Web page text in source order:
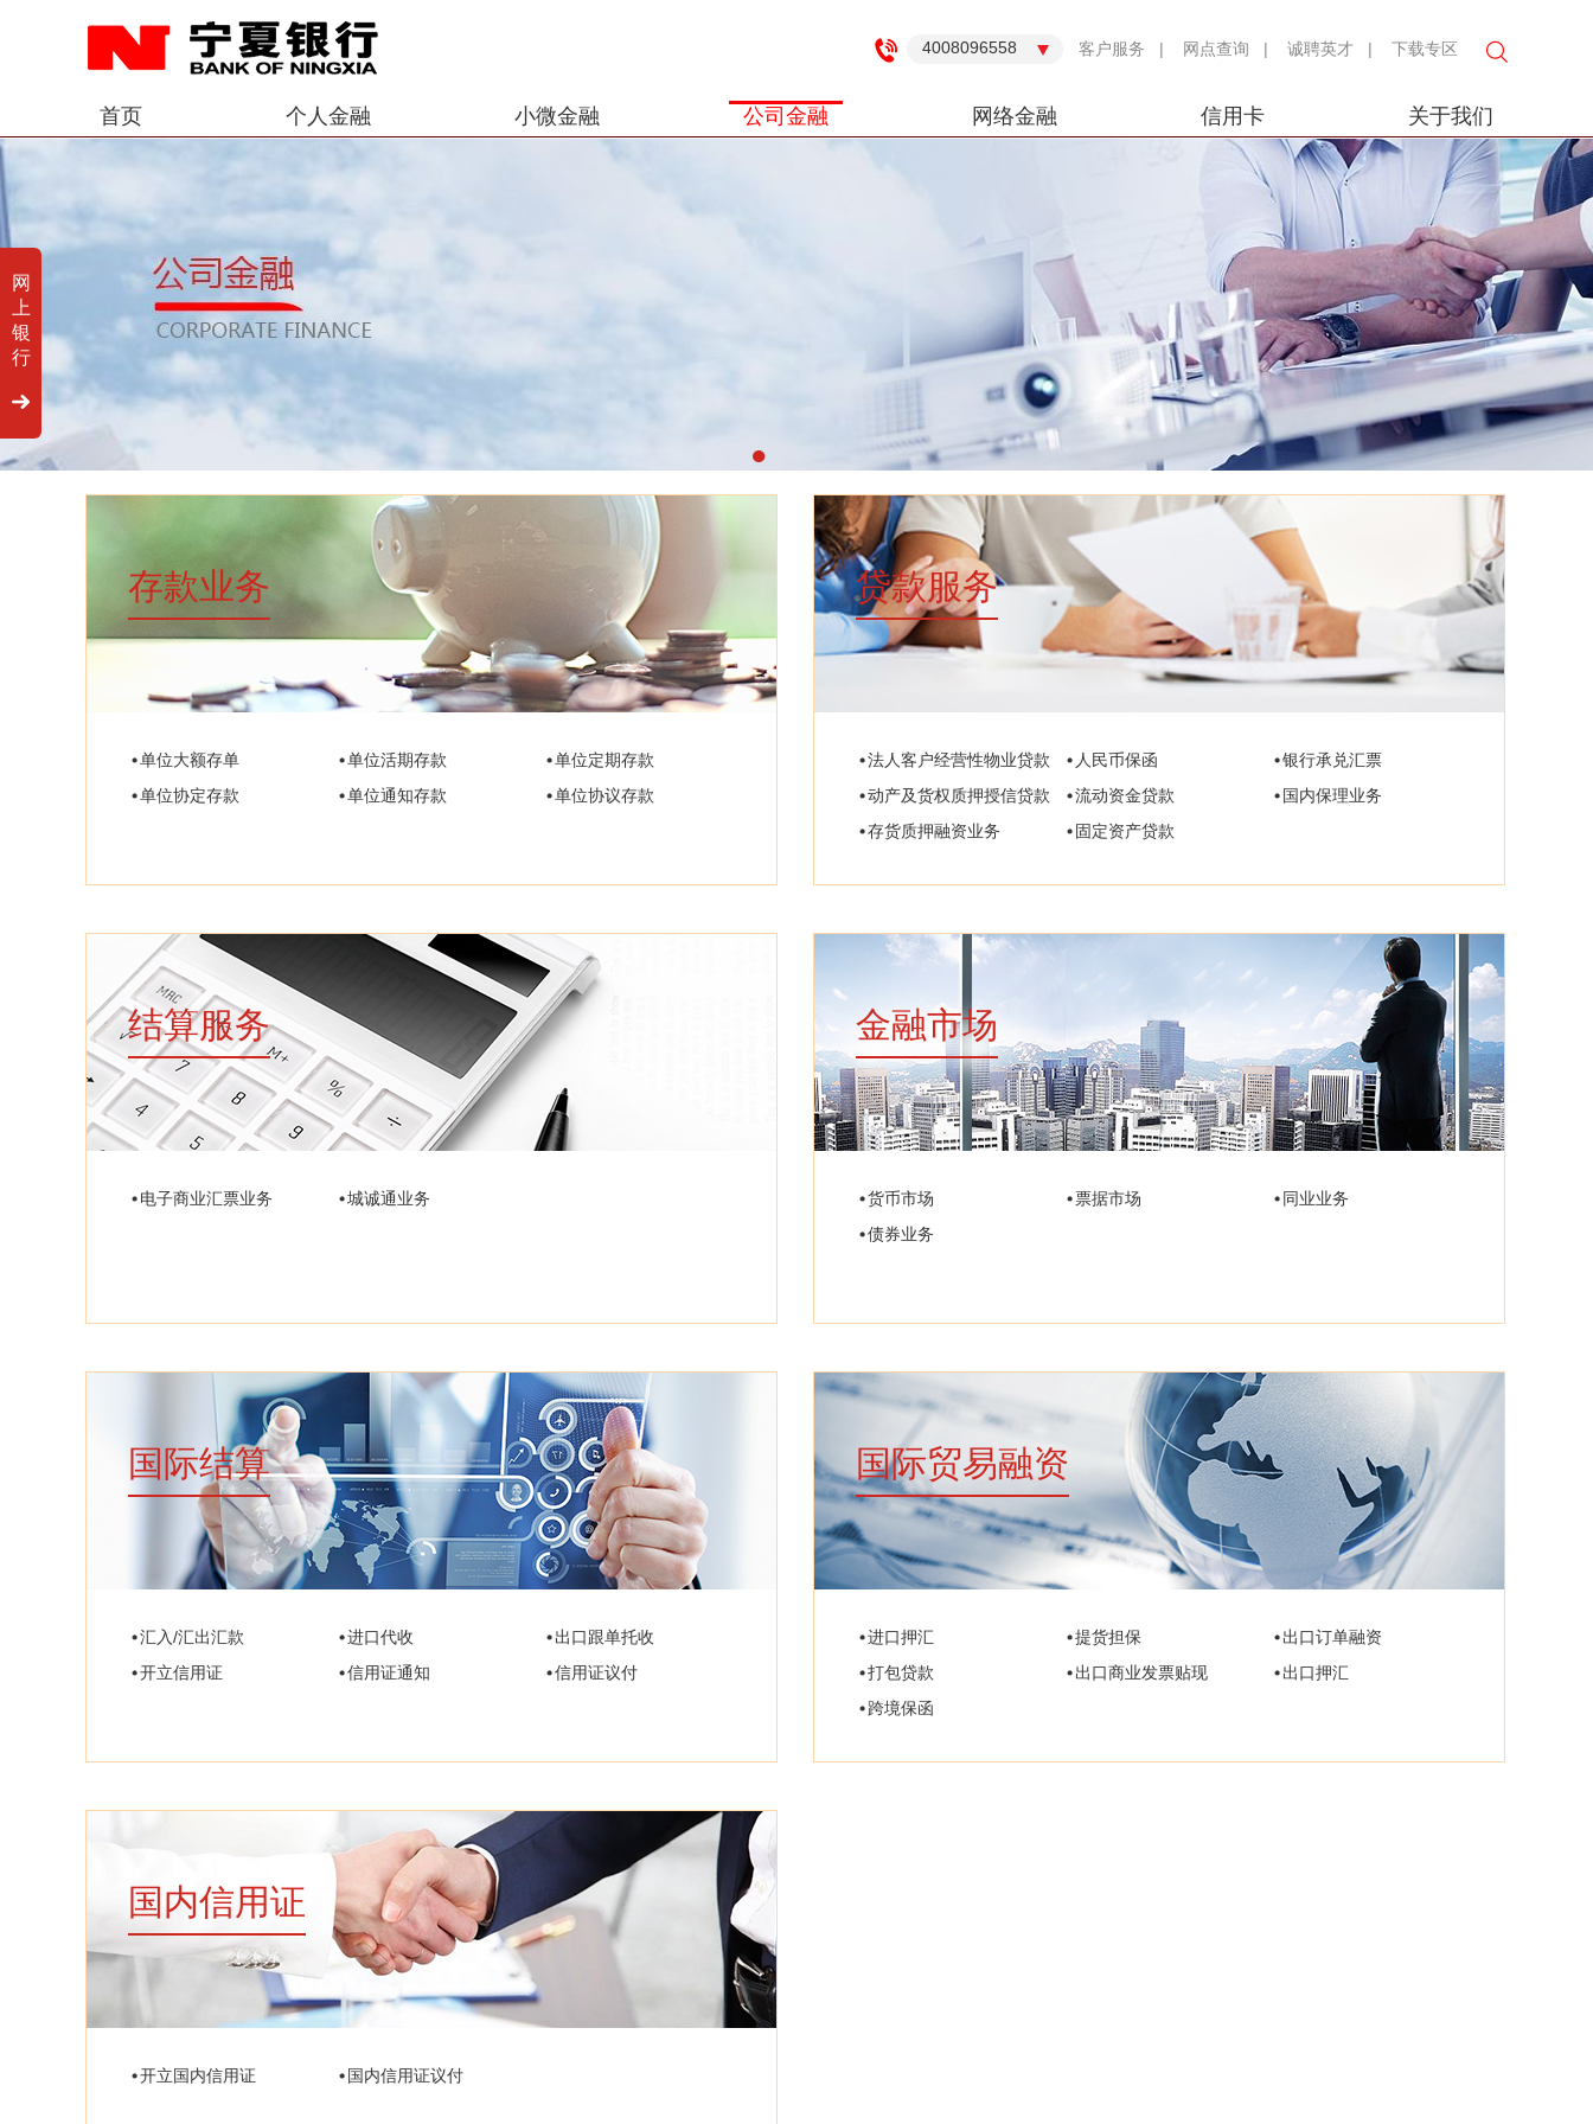
客户服务 | 网点查询 | 诚聘英才 | 下载专区
4008096558
首页 个人金融 小微金融 公司金融 网络金融 信用卡 关于我们
网
上
银
行
存款业务
单位大额存单 单位活期存款
单位定期存款
单位协定存款
单位通知存款 单位协议存款
贷款服务
法人客户经营性物业贷款 人民币保函
银行承兑汇票
动产及货权质押授信贷款
流动资金贷款
国内保理业务
存货质押融资业务
固定资产贷款
结算服务
电子商业汇票业务 城诚通业务
金融市场
货币市场 票据市场
同业业务
债券业务
国际结算
汇入/汇出汇款 进口代收
出口跟单托收
开立信用证
信用证通知 信用证议付
国际贸易融资
进口押汇 提货担保
出口订单融资
打包贷款
出口商业发票贴现
出口押汇
跨境保函
国内信用证
开立国内信用证 国内信用证议付